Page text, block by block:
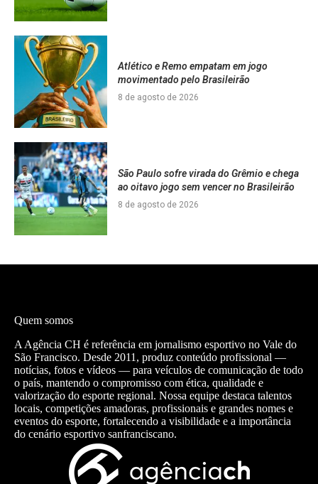
Atlético e Remo empatam em jogo
movimentado pelo Brasileirão
8 de agosto de 2026
São Paulo sofre virada do Grêmio e chega
ao oitavo jogo sem vencer no Brasileirão
8 de agosto de 2026
Quem somos
A Agência CH é referência em jornalismo esportivo no Vale do
São Francisco. Desde 2011, produz conteúdo profissional —
notícias, fotos e vídeos — para veículos de comunicação de todo
o país, mantendo o compromisso com ética, qualidade e
valorização do esporte regional. Nossa equipe destaca talentos
locais, competições amadoras, profissionais e grandes nomes e
eventos do esporte, fortalecendo a visibilidade e a importância
do cenário esportivo sanfranciscano.